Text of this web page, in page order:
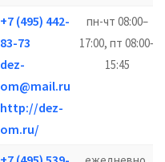
+7 (495) 442-
83-73
dez-
om@mail.ru
http://dez-
om.ru/
пн-чт 08:00–
17:00, пт 08:00–
15:45